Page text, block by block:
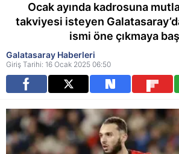
Ocak ayında kadrosuna
takviyesi isteyen
ismi öne çıkmaya
Galatasaray Haberleri
Giriş Tarihi: 16 Ocak 2025 06:50